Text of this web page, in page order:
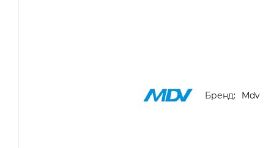
Бренд: Mdv